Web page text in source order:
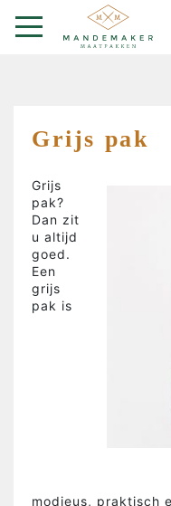
Grijs pak
Grijs
pak?
Dan zit
u altijd
goed.
Een
grijs
pak is
modieus, praktisch